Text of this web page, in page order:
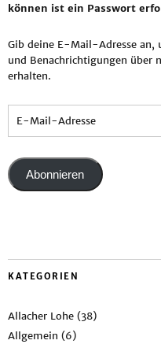
können ist ein Passwort
Gib deine E-Mail-Adresse an,
und Benachrichtigungen über
erhalten.
Abonnieren
KATEGORIEN
Allacher Lohe (38)
Allgemein (6)